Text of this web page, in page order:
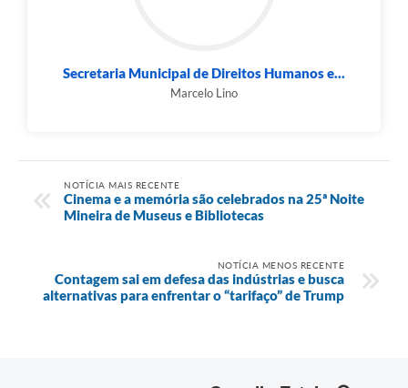
Secretaria Municipal de Direitos Humanos e...
Marcelo Lino
NOTÍCIA MAIS RECENTE
Cinema e a memória são celebrados na 25ª Noite
Mineira de Museus e Bibliotecas
NOTÍCIA MENOS RECENTE
Contagem sai em defesa das indústrias e busca
alternativas para enfrentar o “tarifaço” de Trump